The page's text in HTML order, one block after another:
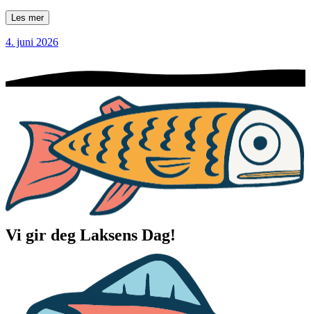
Les mer
4. juni 2026
Vi gir deg Laksens Dag!